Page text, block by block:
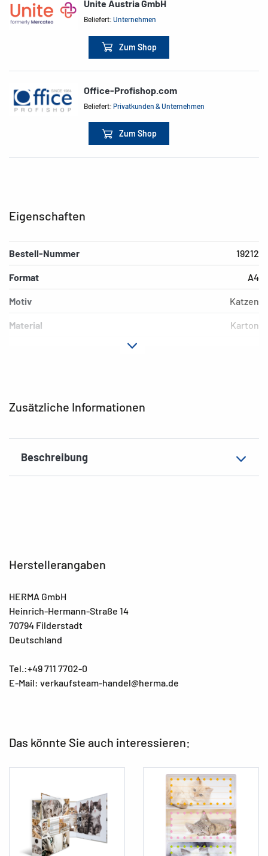
Unite Austria GmbH
Beliefert:Unternehmen
Zum Shop
Office-Profishop.com
Beliefert:Privatkunden & Unternehmen
Zum Shop
Zusätzliche Informationen
Beschreibung
Eigenschaften
Bestell-Nummer 19212
Format A4
Motiv Katzen
Material Karton
Herstellerangaben
HERMA GmbH
Heinrich-Hermann-Straße 14
70794 Filderstadt
Deutschland
Tel.:+49 711 7702-0
E-Mail: verkaufsteam-handel@herma.de
Das könnte Sie auch interessieren: